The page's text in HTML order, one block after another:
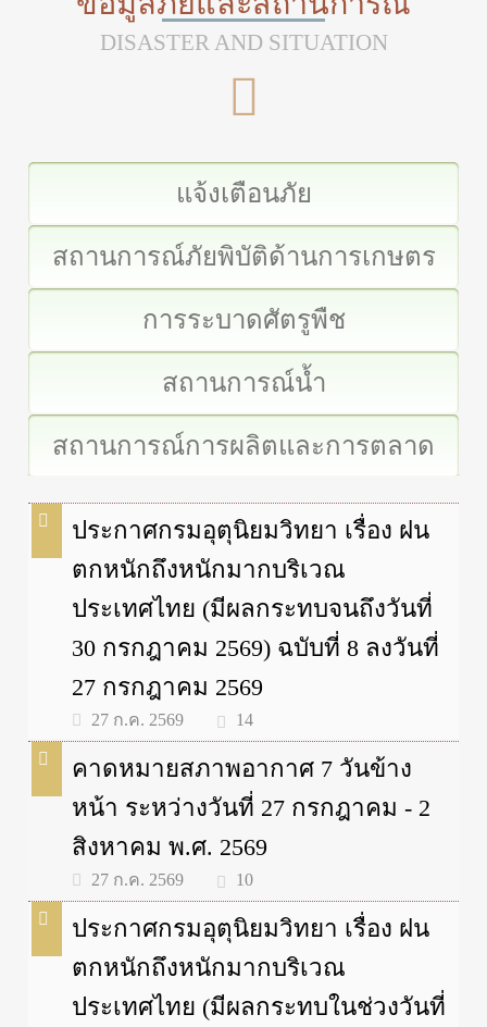
DISASTER AND SITUATION
แจ้งเตือนภัย
สถานการณ์ภัยพิบัติด้านการเกษตร
การระบาดศัตรูพืช
สถานการณ์น้ำ
สถานการณ์การผลิตและการตลาด
ประกาศกรมอุตุนิยมวิทยา เรื่อง ฝน
ตกหนักถึงหนักมากบริเวณ
ประเทศไทย (มีผลกระทบจนถึงวันที่
30 กรกฎาคม 2569) ฉบับที่ 8 ลงวันที่
27 กรกฎาคม 2569
27 ก.ค. 2569 14
คาดหมายสภาพอากาศ 7 วันข้าง
หน้า ระหว่างวันที่ 27 กรกฎาคม - 2
สิงหาคม พ.ศ. 2569
27 ก.ค. 2569 10
ประกาศกรมอุตุนิยมวิทยา เรื่อง ฝน
ตกหนักถึงหนักมากบริเวณ
ประเทศไทย (มีผลกระทบในช่วงวันที่